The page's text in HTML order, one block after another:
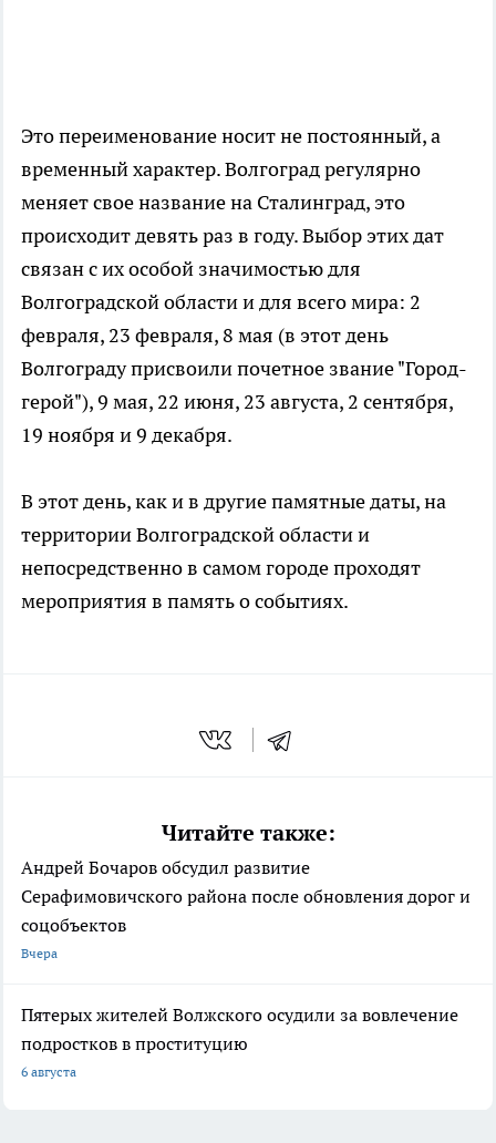
Это переименование носит не постоянный, а
временный характер. Волгоград регулярно
меняет свое название на Сталинград, это
происходит девять раз в году. Выбор этих дат
связан с их особой значимостью для
Волгоградской области и для всего мира: 2
февраля, 23 февраля, 8 мая (в этот день
Волгограду присвоили почетное звание "Город-
герой"), 9 мая, 22 июня, 23 августа, 2 сентября,
19 ноября и 9 декабря.
В этот день, как и в другие памятные даты, на
территории Волгоградской области и
непосредственно в самом городе проходят
мероприятия в память о событиях.
Читайте также:
Андрей Бочаров обсудил развитие
Серафимовичского района после обновления дорог и
соцобъектов
Вчера
Пятерых жителей Волжского осудили за вовлечение
подростков в проституцию
6 августа